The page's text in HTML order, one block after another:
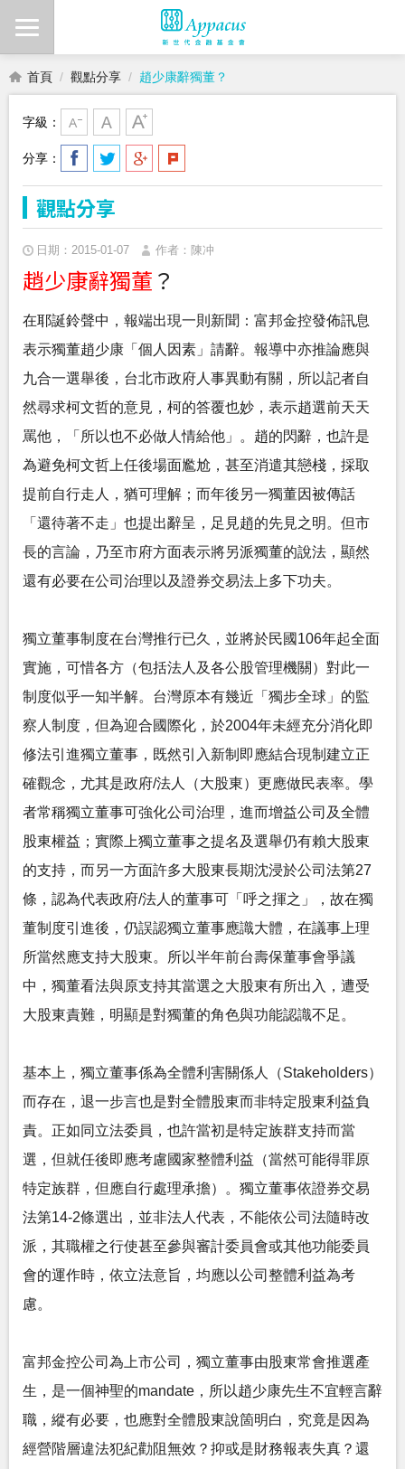
首頁 觀點分享 趙少康辭獨董？
字級：
分享：
觀點分享
日期：2015-01-07 作者：陳冲
趙少康辭獨董 ？
在耶誕鈴聲中，報端出現一則新聞：富邦金控發佈訊息
表示獨董趙少康「個人因素」請辭。報導中亦推論應與
九合一選舉後，台北市政府人事異動有關，所以記者自
然尋求柯文哲的意見，柯的答覆也妙，表示趙選前天天
罵他，「所以也不必做人情給他」。趙的閃辭，也許是
為避免柯文哲上任後場面尷尬，甚至消遣其戀棧，採取
提前自行走人，猶可理解；而年後另一獨董因被傳話
「還待著不走」也提出辭呈，足見趙的先見之明。但市
長的言論，乃至市府方面表示將另派獨董的說法，顯然
還有必要在公司治理以及證券交易法上多下功夫。
獨立董事制度在台灣推行已久，並將於民國106年起全面
實施，可惜各方（包括法人及各公股管理機關）對此一
制度似乎一知半解。台灣原本有幾近「獨步全球」的監
察人制度，但為迎合國際化，於2004年未經充分消化即
修法引進獨立董事，既然引入新制即應結合現制建立正
確觀念，尤其是政府/法人（大股東）更應做民表率。學
者常稱獨立董事可強化公司治理，進而增益公司及全體
股東權益；實際上獨立董事之提名及選舉仍有賴大股東
的支持，而另一方面許多大股東長期沈浸於公司法第27
條，認為代表政府/法人的董事可「呼之揮之」，故在獨
董制度引進後，仍誤認獨立董事應識大體，在議事上理
所當然應支持大股東。所以半年前台壽保董事會爭議
中，獨董看法與原支持其當選之大股東有所出入，遭受
大股東責難，明顯是對獨董的角色與功能認識不足。
基本上，獨立董事係為全體利害關係人（Stakeholders）
而存在，退一步言也是對全體股東而非特定股東利益負
責。正如同立法委員，也許當初是特定族群支持而當
選，但就任後即應考慮國家整體利益（當然可能得罪原
特定族群，但應自行處理承擔）。獨立董事依證券交易
法第14-2條選出，並非法人代表，不能依公司法隨時改
派，其職權之行使甚至參與審計委員會或其他功能委員
會的運作時，依立法意旨，均應以公司整體利益為考
慮。
富邦金控公司為上市公司，獨立董事由股東常會推選產
生，是一個神聖的mandate，所以趙少康先生不宜輕言辭
職，縱有必要，也應對全體股東說箇明白，究竟是因為
經營階層違法犯紀勸阻無效？抑或是財務報表失真？還